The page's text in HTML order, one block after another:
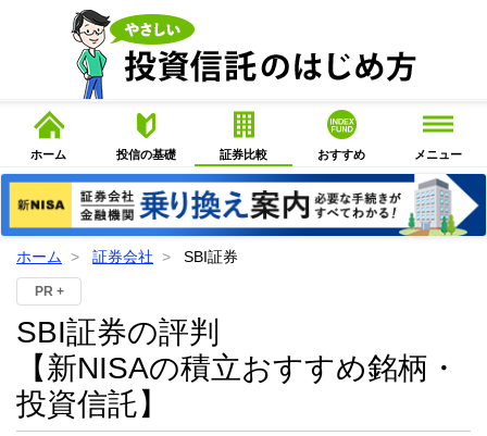
ホーム 投信の基礎 証券比較 おすすめ メニュー
ホーム 証券会社 SBI証券
PR +
SBI証券の評判
【新NISAの積立おすすめ銘柄・
投資信託】